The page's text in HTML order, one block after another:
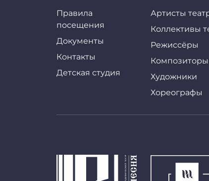
Правила
посещения
Документы
Контакты
Детская студия
Артисты
Коллективы
Режиссёры
Композиторы
Художники
Хореографы